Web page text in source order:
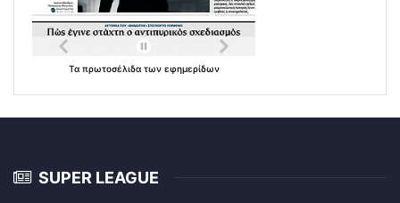
Τα πρωτοσέλιδα των εφημερίδων
SUPER LEAGUE